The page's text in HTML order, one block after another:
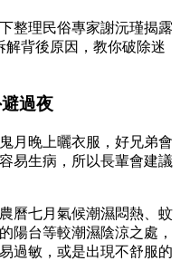
整理民俗專家謝沅瑾揭露
解背後原因，教你破除迷
過夜
月晚上曬衣服，好兄弟會
易生病，所以長輩會建議
曆七月氣候潮濕悶熱、蚊
陽台等較潮濕陰涼之處，
過敏，或是出現不舒服的